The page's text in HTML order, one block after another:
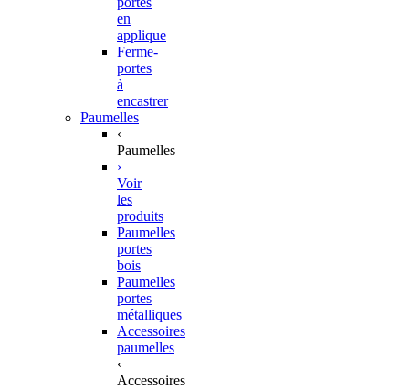
en
applique
Ferme-
portes
à
encastrer
Paumelles
‹
Paumelles
›
Voir
les
produits
Paumelles
portes
bois
Paumelles
portes
métalliques
Accessoires
paumelles
‹
Accessoires